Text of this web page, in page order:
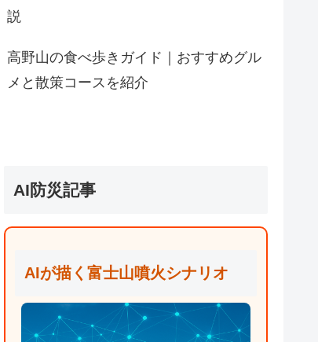
説
高野山の食べ歩きガイド｜おすすめグル
メと散策コースを紹介
AI防災記事
AIが描く富士山噴火シナリオ